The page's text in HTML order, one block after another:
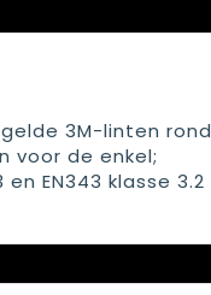
3M-linten rond
voor de enkel;
EN343 klasse 3.2